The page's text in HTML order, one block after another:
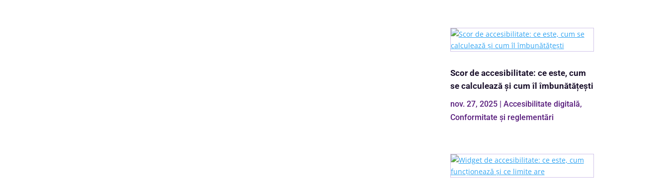
Scor de accesibilitate: ce este, cum
se calculează și cum îl îmbunătățești
nov. 27, 2025| Accesibilitate digitală,
Conformitate și reglementări